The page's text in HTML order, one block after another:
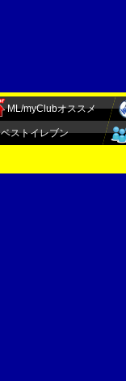
ML/myClubオススメ
ベストイレブン